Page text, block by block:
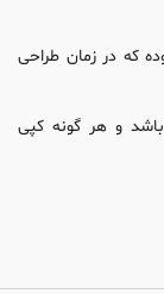
که در زمان طراحی
و هر گونه کپی